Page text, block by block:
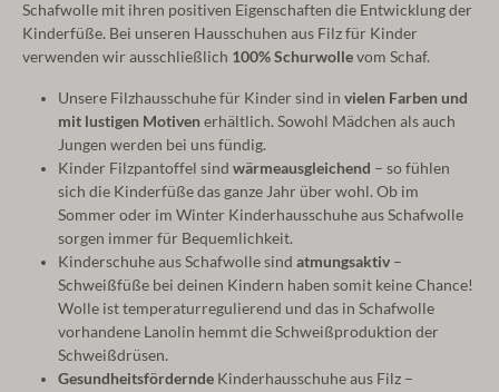
Schafwolle mit ihren positiven Eigenschaften die Entwicklung der
Kinderfüße. Bei unseren Hausschuhen aus Filz für Kinder
verwenden wir ausschließlich 100% Schurwollevom Schaf.
Unsere Filzhausschuhe für Kinder sind in vielen Farben und
mit lustigen Motiven erhältlich. Sowohl Mädchen als auch
Jungen werden bei uns fündig.
Kinder Filzpantoffel sind wärmeausgleichend – so fühlen
sich die Kinderfüße das ganze Jahr über wohl. Ob im
Sommer oder im Winter Kinderhausschuhe aus Schafwolle
sorgen immer für Bequemlichkeit.
Kinderschuhe aus Schafwolle sind atmungsaktiv –
Schweißfüße bei deinen Kindern haben somit keine Chance!
Wolle ist temperaturregulierend und das in Schafwolle
vorhandene Lanolin hemmt die Schweißproduktion der
Schweißdrüsen.
Gesundheitsfördernde Kinderhausschuhe aus Filz –